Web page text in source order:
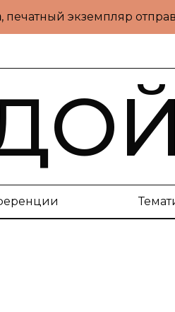
, печатный экземпляр